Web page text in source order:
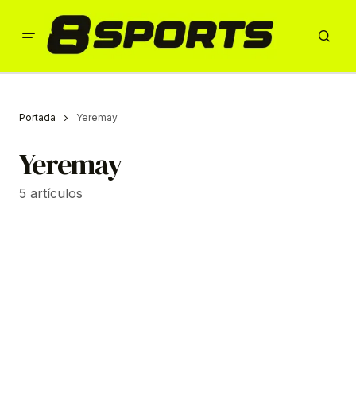
Portada Yeremay
Yeremay
5 artículos